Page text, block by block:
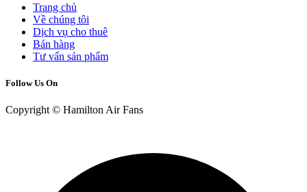
Trang chủ
Về chúng tôi
Dịch vụ cho thuê
Bán hàng
Tư vấn sản phẩm
Follow Us On
Copyright © Hamilton Air Fans